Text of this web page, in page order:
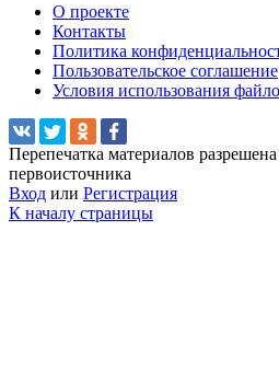
О проекте
Контакты
Политика
Пользовательское соглашение
Условия использования
Перепечатка материалов
первоисточника
Вход или Регистрация
К началу страницы